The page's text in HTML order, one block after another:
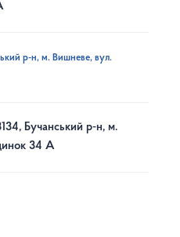
р-н, м. Вишневе, вул.
Бучанський р-н, м.
34 А